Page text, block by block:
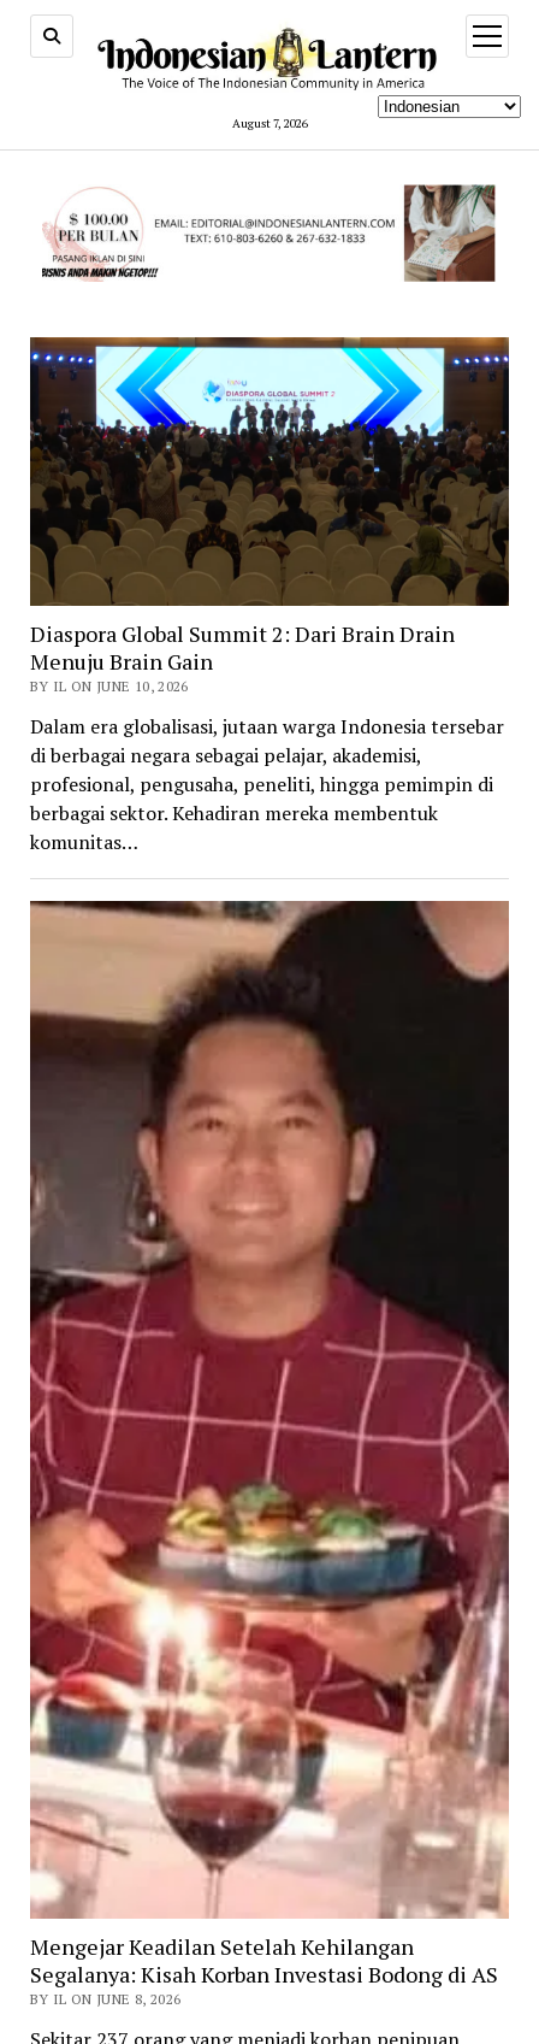
August 7, 2026
open
menu
indonesianlantern.com
Diaspora Global Summit 2: Dari Brain Drain
Menuju Brain Gain
BY IL ON JUNE 10, 2026
Dalam era globalisasi, jutaan warga Indonesia tersebar
di berbagai negara sebagai pelajar, akademisi,
profesional, pengusaha, peneliti, hingga pemimpin di
berbagai sektor. Kehadiran mereka membentuk
komunitas…
Mengejar Keadilan Setelah Kehilangan
Segalanya: Kisah Korban Investasi Bodong di AS
BY IL ON JUNE 8, 2026